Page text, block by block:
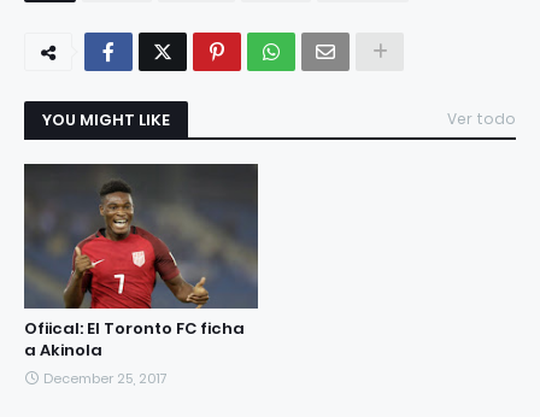
YOU MIGHT LIKE Ver todo
Ofiical: El Toronto FC ficha
a Akinola
December 25, 2017